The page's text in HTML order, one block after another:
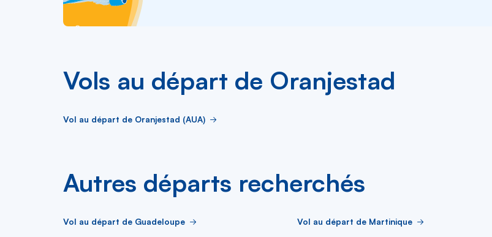
Vols au départ de Oranjestad
Vol au départ de Oranjestad (AUA)
Autres départs recherchés
Vol au départ de Guadeloupe Vol au départ de Martinique